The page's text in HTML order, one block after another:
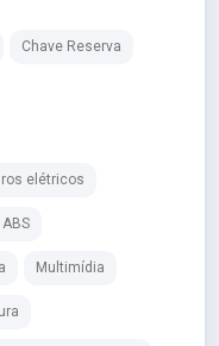
Chave Reserva
elétricos
Multimídia